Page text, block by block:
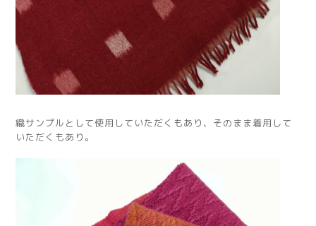
織サンプルとして使用していただくもあり、そのまま着用して
いただくもあり。